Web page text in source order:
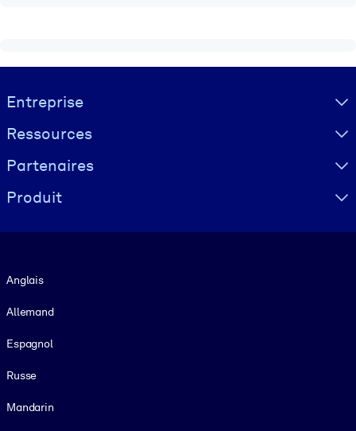
Visually hidden Text
Entreprise
Ressources
Partenaires
Produit
Anglais
Allemand
Espagnol
Russe
Mandarin